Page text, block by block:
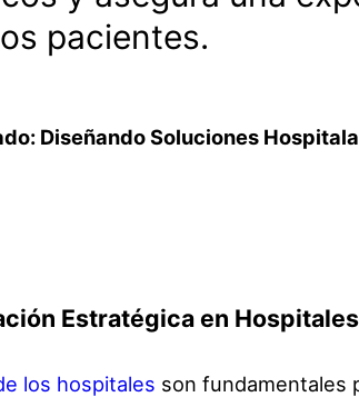
pacientes.
Estratégica en Hospitales
los hospitales son fundamentales